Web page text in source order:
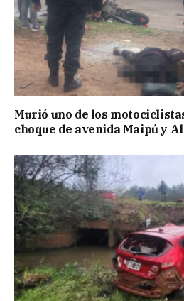
Murió uno de los
choque de avenida Maipú y